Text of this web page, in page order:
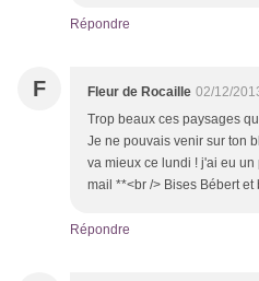
Répondre
F Fleur de Rocaille 02/12/
Trop beaux ces paysages
Je ne pouvais venir sur ton
va mieux ce lundi ! j'ai eu
mail **<br /> Bises Bébert et
Répondre